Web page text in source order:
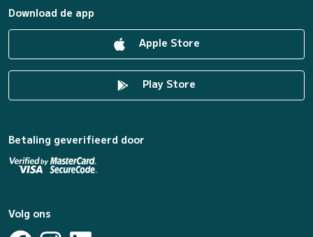
Download de app
Apple Store
Play Store
Betaling geverifieerd door
Volg ons